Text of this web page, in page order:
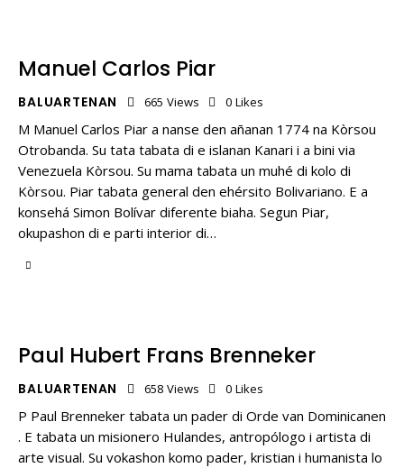
Manuel Carlos Piar
BALUARTENAN 665 Views 0 Likes
M Manuel Carlos Piar a nanse den añanan 1774 na Kòrsou
Otrobanda. Su tata tabata di e islanan Kanari i a bini via
Venezuela Kòrsou. Su mama tabata un muhé di kolo di
Kòrsou. Piar tabata general den ehérsito Bolivariano. E a
konsehá Simon Bolívar diferente biaha. Segun Piar,
okupashon di e parti interior di…
Paul Hubert Frans Brenneker
BALUARTENAN 658 Views 0 Likes
P Paul Brenneker tabata un pader di Orde van Dominicanen
. E tabata un misionero Hulandes, antropólogo i artista di
arte visual. Su vokashon komo pader, kristian i humanista lo